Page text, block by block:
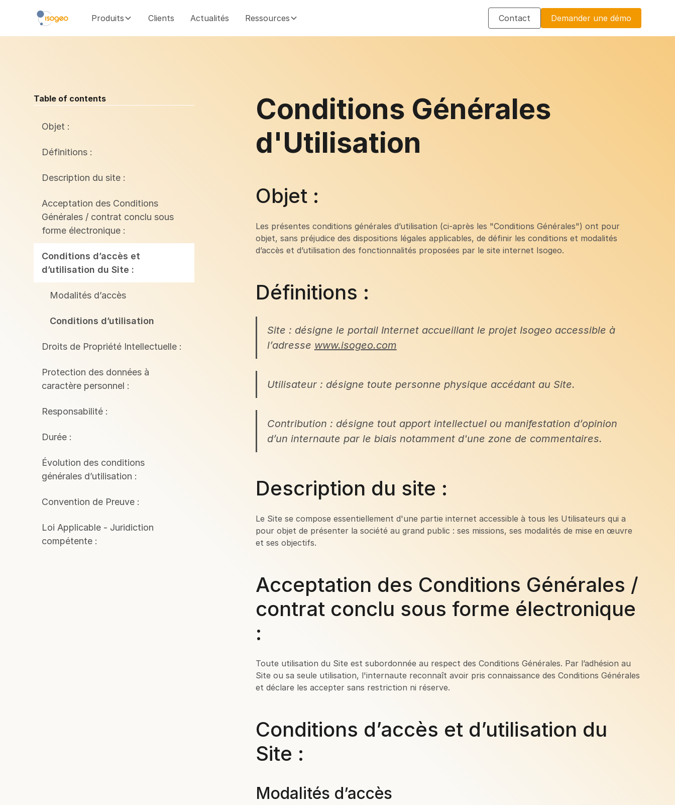
Produits Clients Actualités Ressources Contact Demander une démo
Table of contents
Objet :
Définitions :
Description du site :
Acceptation des Conditions
Générales / contrat conclu sous
forme électronique :
Conditions d’accès et
d’utilisation du Site :
Modalités d’accès
Conditions d’utilisation
Droits de Propriété Intellectuelle :
Protection des données à
caractère personnel :
Responsabilité :
Durée :
Évolution des conditions
générales d’utilisation :
Convention de Preuve :
Loi Applicable - Juridiction
compétente :
Conditions Générales
d'Utilisation
Objet :
Les présentes conditions générales d’utilisation (ci-après les "Conditions Générales") ont pour
objet, sans préjudice des dispositions légales applicables, de définir les conditions et modalités
d’accès et d’utilisation des fonctionnalités proposées par le site internet Isogeo.
Définitions :
Site : désigne le portail Internet accueillant le projet Isogeo accessible à
l’adresse www.isogeo.com
Utilisateur : désigne toute personne physique accédant au Site.
Contribution : désigne tout apport intellectuel ou manifestation d’opinion
d’un internaute par le biais notamment d'une zone de commentaires.
Description du site :
Le Site se compose essentiellement d'une partie internet accessible à tous les Utilisateurs qui a
pour objet de présenter la société au grand public : ses missions, ses modalités de mise en œuvre
et ses objectifs.
Acceptation des Conditions Générales /
contrat conclu sous forme électronique
:
Toute utilisation du Site est subordonnée au respect des Conditions Générales. Par l’adhésion au
Site ou sa seule utilisation, l'internaute reconnaît avoir pris connaissance des Conditions Générales
et déclare les accepter sans restriction ni réserve.
Conditions d’accès et d’utilisation du
Site :
Modalités d’accès